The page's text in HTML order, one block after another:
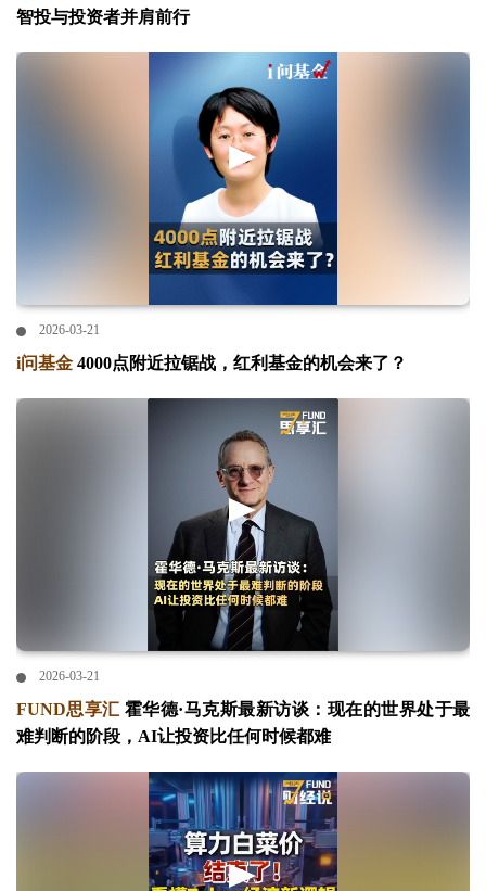
智投与投资者并肩前行
2026-03-21
i问基金 4000点附近拉锯战，红利基金的机会来了？
2026-03-21
FUND思享汇 霍华德·马克斯最新访谈：现在的世界处于最
难判断的阶段，AI让投资比任何时候都难